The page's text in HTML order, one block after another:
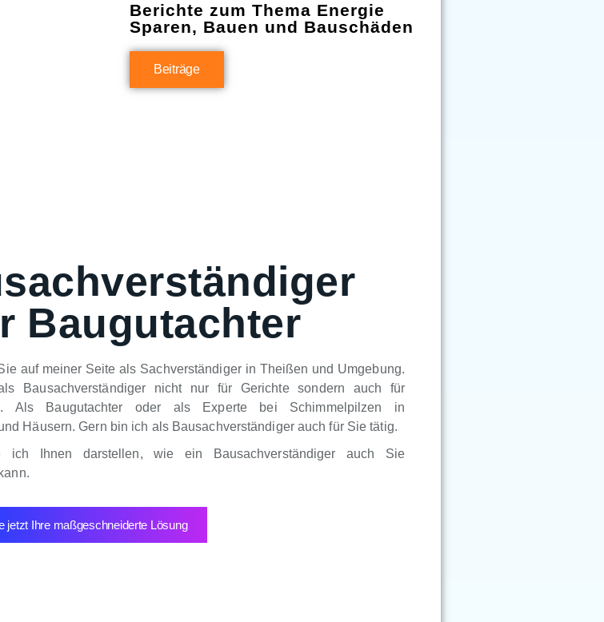
Berichte zum Thema Energie
Sparen, Bauen und Bauschäden
Beiträge
Baugutachter
auf meiner Seite als Sachverständiger in Theißen und Umgebung.
Bausachverständiger nicht nur für Gerichte sondern auch für
Als Baugutachter oder als Experte bei Schimmelpilzen in
Häusern. Gern bin ich als Bausachverständiger auch für Sie tätig.
ich Ihnen darstellen, wie ein Bausachverständiger auch Sie
jetzt Ihre maßgeschneiderte Lösung